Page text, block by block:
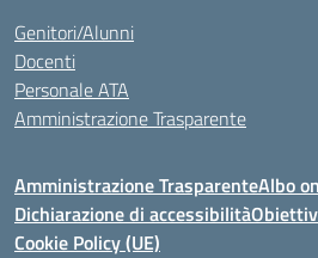
Genitori/Alunni
Docenti
Personale ATA
Amministrazione Trasparente
Amministrazione TrasparenteAlbo
Dichiarazione di accessibilità
Cookie Policy (UE)